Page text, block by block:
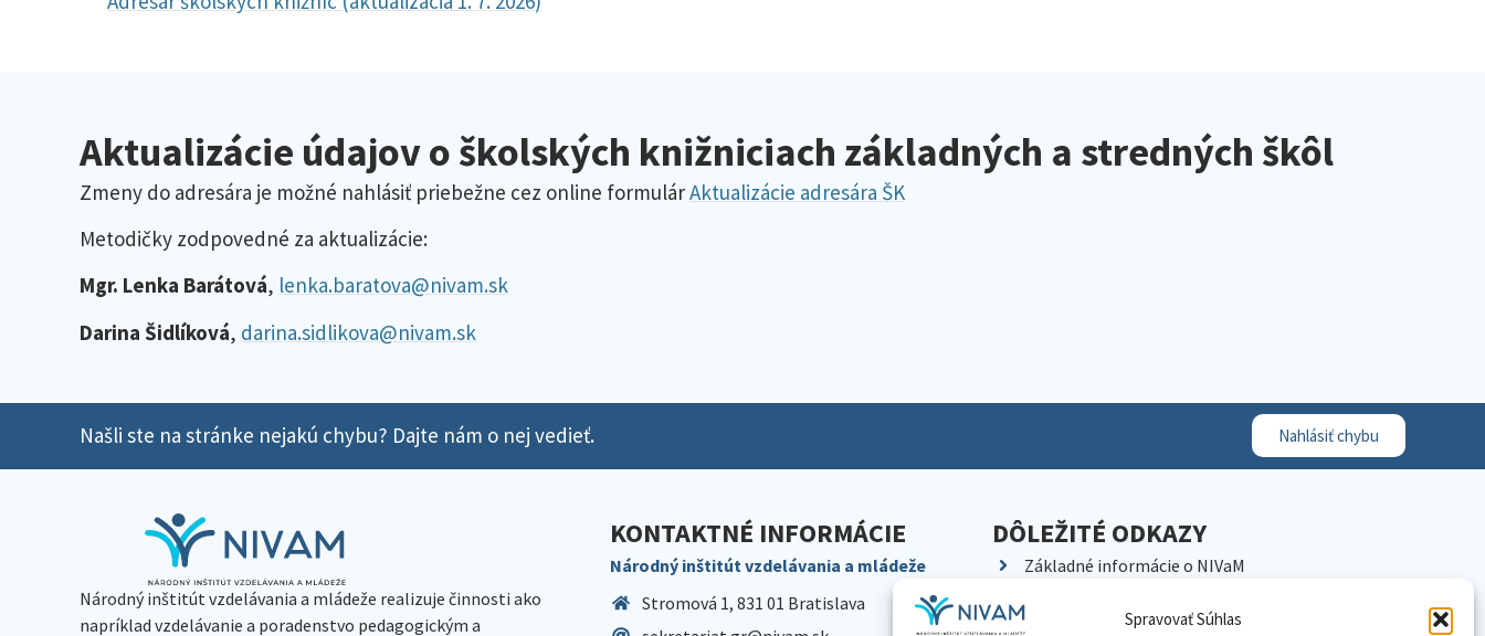
Spravovať Súhlas
Aktualizácie údajov o školských knižniciach základných a stredných škôl
Zmeny do adresára je možné nahlásiť priebežne cez online formulárAktualizácie adresára ŠK
Metodičky zodpovedné za aktualizácie:
Mgr. Lenka Barátová, lenka.baratova@nivam.sk
Darina Šidlíková, darina.sidlikova@nivam.sk
Našli ste na stránke nejakú chybu? Dajte nám o nej vedieť. Nahlásiť chybu
Národný inštitút vzdelávania a mládeže realizuje činnosti ako
napríklad vzdelávanie a poradenstvo pedagogickým a
KONTAKTNÉ INFORMÁCIE
Národný inštitút vzdelávania a mládeže
Stromová 1, 831 01 Bratislava
DÔLEŽITÉ ODKAZY
Základné informácie o NIVaM
Kariéra